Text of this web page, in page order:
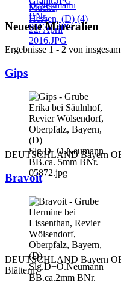
Neueste Mineralien
Ergebnisse 1 - 2 von
Gips
DEUTSCHLAND Bayern
Bravoit
DEUTSCHLAND Bayern
Blättern: